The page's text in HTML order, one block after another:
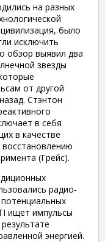
на разных
было
исключить
обзор выявил два
звезды
от другой
Стэнтон
в себя
в качестве
(Грейс).
радио-
ищет импульсы
энергией.